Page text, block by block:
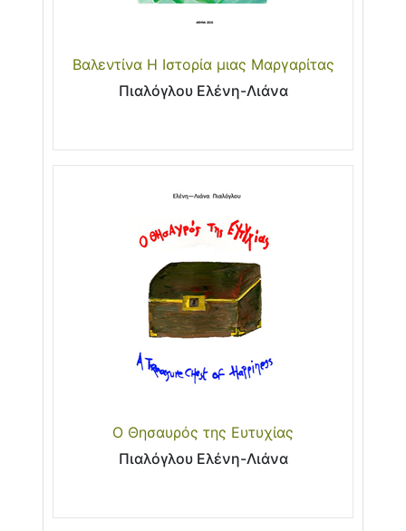
Βαλεντίνα Η Ιστορία μιας Μαργαρίτας
Πιαλόγλου Ελένη-Λιάνα
Ο Θησαυρός της Ευτυχίας
Πιαλόγλου Ελένη-Λιάνα